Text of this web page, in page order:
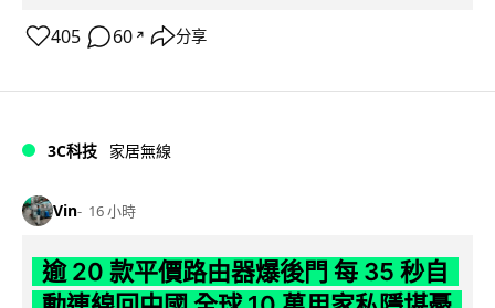
405 60 ↗ 分享
3C科技 家居無線
Vin 16 小時
逾 20 款平價路由器爆後門 每 35 秒自